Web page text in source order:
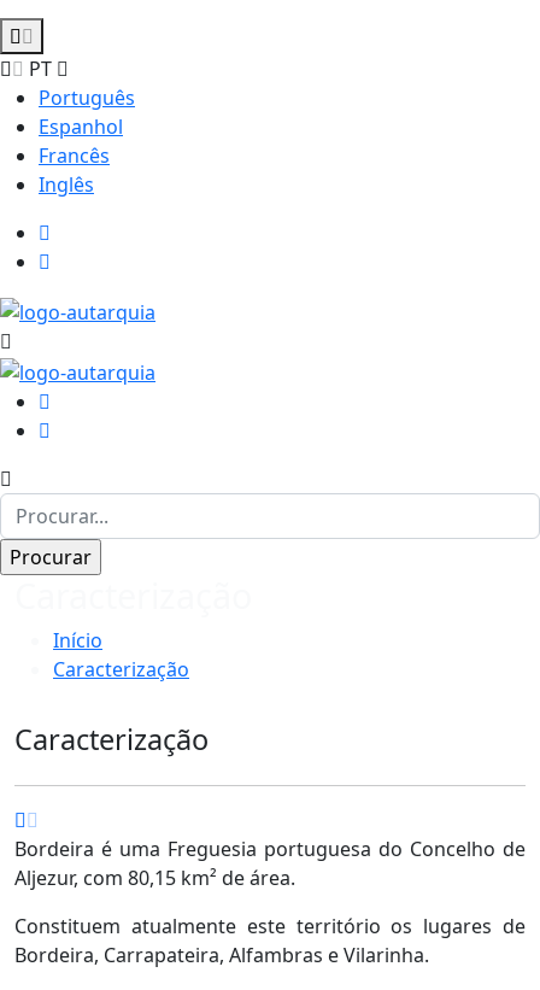
PT
Português
Espanhol
Francês
Inglês
Início
Caracterização
Caracterização
Bordeira é uma Freguesia portuguesa do Concelho de
Aljezur, com 80,15 km² de área.
Constituem atualmente este território os lugares de
Bordeira, Carrapateira, Alfambras e Vilarinha.